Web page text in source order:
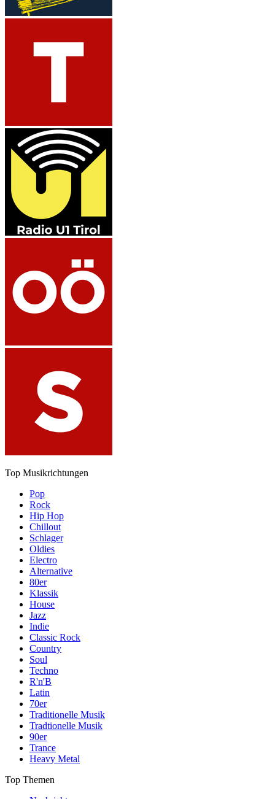
Top Musikrichtungen
Pop
Rock
Hip Hop
Chillout
Schlager
Oldies
Electro
Alternative
80er
Klassik
House
Jazz
Indie
Classic Rock
Country
Soul
Techno
R'n'B
Latin
70er
Traditionelle Musik
Tradtionelle Musik
90er
Trance
Heavy Metal
Top Themen